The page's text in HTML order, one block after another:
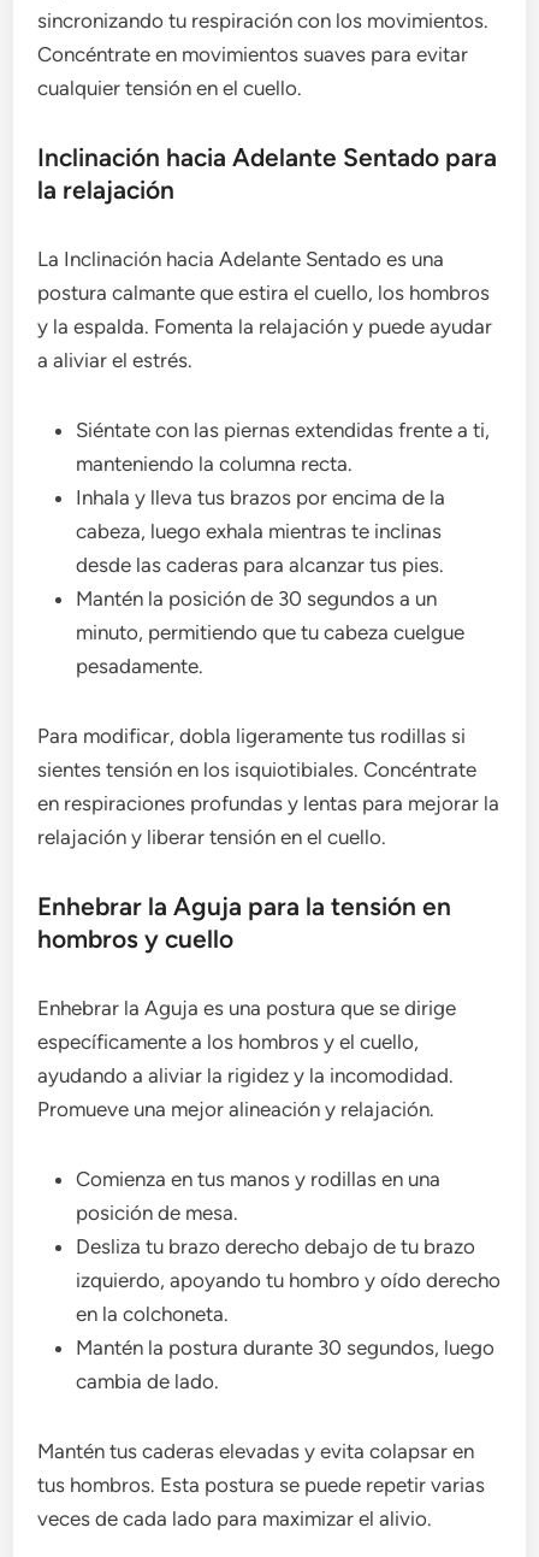
sincronizando tu respiración con los movimientos.
Concéntrate en movimientos suaves para evitar
cualquier tensión en el cuello.
Inclinación hacia Adelante Sentado para
la relajación
La Inclinación hacia Adelante Sentado es una
postura calmante que estira el cuello, los hombros
y la espalda. Fomenta la relajación y puede ayudar
a aliviar el estrés.
Siéntate con las piernas extendidas frente a ti,
manteniendo la columna recta.
Inhala y lleva tus brazos por encima de la
cabeza, luego exhala mientras te inclinas
desde las caderas para alcanzar tus pies.
Mantén la posición de 30 segundos a un
minuto, permitiendo que tu cabeza cuelgue
pesadamente.
Para modificar, dobla ligeramente tus rodillas si
sientes tensión en los isquiotibiales. Concéntrate
en respiraciones profundas y lentas para mejorar la
relajación y liberar tensión en el cuello.
Enhebrar la Aguja para la tensión en
hombros y cuello
Enhebrar la Aguja es una postura que se dirige
específicamente a los hombros y el cuello,
ayudando a aliviar la rigidez y la incomodidad.
Promueve una mejor alineación y relajación.
Comienza en tus manos y rodillas en una
posición de mesa.
Desliza tu brazo derecho debajo de tu brazo
izquierdo, apoyando tu hombro y oído derecho
en la colchoneta.
Mantén la postura durante 30 segundos, luego
cambia de lado.
Mantén tus caderas elevadas y evita colapsar en
tus hombros. Esta postura se puede repetir varias
veces de cada lado para maximizar el alivio.